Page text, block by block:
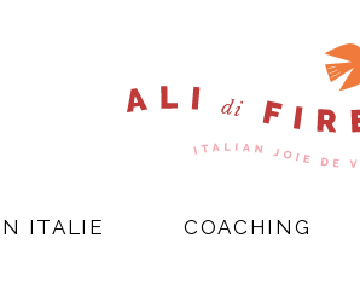
ITALIE COACHING